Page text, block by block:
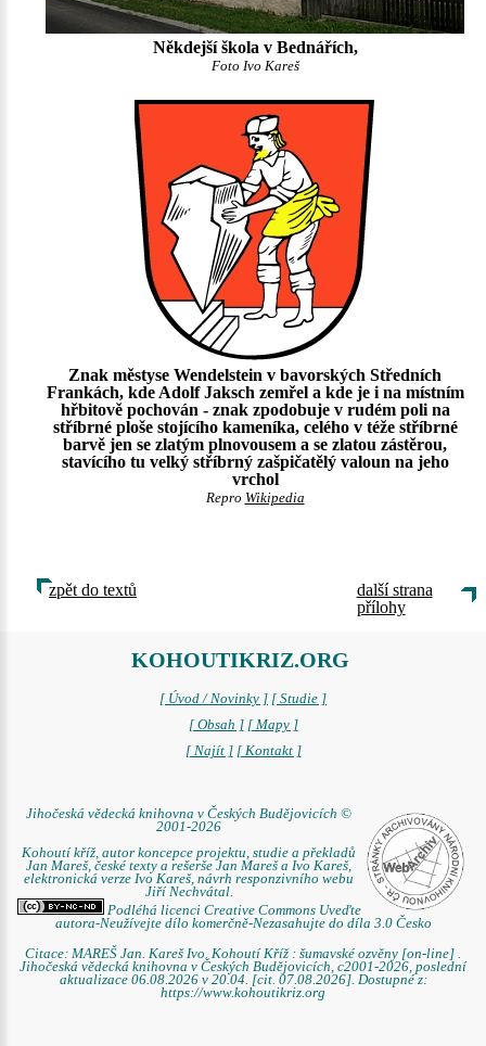
Někdejší škola v Bednářích,
Foto Ivo Kareš
Znak městyse Wendelstein v bavorských Středních
Frankách, kde Adolf Jaksch zemřel a kde je i na místním
hřbitově pochován - znak zpodobuje v rudém poli na
stříbrné ploše stojícího kameníka, celého v téže stříbrné
barvě jen se zlatým plnovousem a se zlatou zástěrou,
stavícího tu velký stříbrný zašpičatělý valoun na jeho
vrchol
Repro Wikipedia
zpět do textů
další strana
přílohy
KOHOUTIKRIZ.ORG
[ Úvod / Novinky ] [ Studie ]
[ Obsah ] [ Mapy ]
[ Najít ] [ Kontakt ]
Jihočeská vědecká knihovna v Českých Budějovicích ©
2001-2026
Kohoutí kříž, autor koncepce projektu, studie a překladů
Jan Mareš, české texty a rešerše Jan Mareš a Ivo Kareš,
elektronická verze Ivo Kareš, návrh responzivního webu
Jiří Nechvátal.
Podléhá licenci Creative Commons Uveďte
autora-Neužívejte dílo komerčně-Nezasahujte do díla 3.0 Česko
Citace: MAREŠ Jan. Kareš Ivo. Kohoutí Kříž : šumavské ozvěny [on-line] .
Jihočeská vědecká knihovna v Českých Budějovicích, c2001-2026, poslední
aktualizace 06.08.2026 v 20.04. [cit. 07.08.2026]. Dostupné z:
https://www.kohoutikriz.org